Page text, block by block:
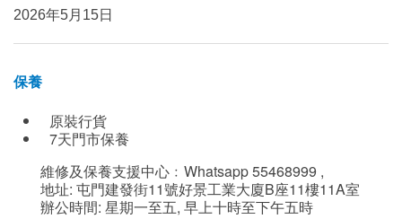
2026年5月15日
保養
原裝行貨
7天門市保養
維修及保養支援中心﹕Whatsapp 55468999 ,
地址: 屯門建發街11號好景工業大廈B座11樓11A室
辦公時間: 星期一至五, 早上十時至下午五時